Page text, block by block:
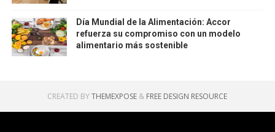
Día Mundial de la Alimentación: Accor
refuerza su compromiso con un modelo
alimentario más sostenible
CREATED BYTHEMEXPOSE & FREE DESIGN RESOURCE